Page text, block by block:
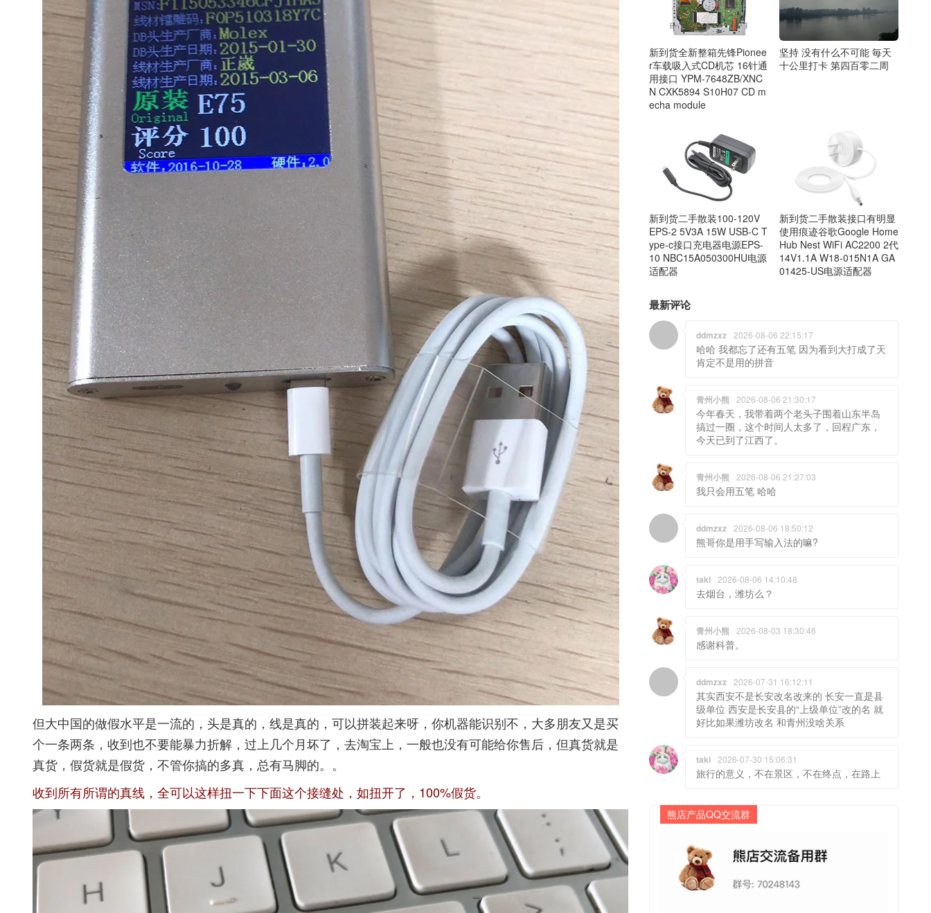
但大中国的做假水平是一流的，头是真的，线是真的，可以拼装起来呀，你机器能识别不，大多朋友又是买
个一条两条，收到也不要能暴力折解，过上几个月坏了，去淘宝上，一般也没有可能给你售后，但真货就是
真货，假货就是假货，不管你搞的多真，总有马脚的。。
收到所有所谓的真线，全可以这样扭一下下面这个接缝处，如扭开了， 100%假货。
新到货全新整箱先锋Pionee
r车载吸入式CD机芯 16针通
用接口 YPM-7648ZB/XNC
N CXK5894 S10H07 CD m
echa module
坚持 没有什么不可能 毎天
十公里打卡 第四百零二周
新到货二手散装100-120V
EPS-2 5V3A 15W USB-C T
ype-c接口充电器电源EPS-
10 NBC15A050300HU电源
适配器
新到货二手散装接口有明显
使用痕迹谷歌Google Home
Hub Nest WiFi AC2200 2代
14V1.1A W18-015N1A GA
01425-US电源适配器
最新评论
ddmzxz 2026-08-06 22:15:17
哈哈 我都忘了还有五笔 因为看到大打成了天
肯定不是用的拼音
青州小熊 2026-08-06 21:30:17
今年春天，我带着两个老头子围着山东半岛
搞过一圈，这个时间人太多了，回程广东，
今天已到了江西了。
青州小熊 2026-08-06 21:27:03
我只会用五笔 哈哈
ddmzxz 2026-08-06 18:50:12
熊哥你是用手写输入法的嘛?
taki 2026-08-06 14:10:48
去烟台，潍坊么？
青州小熊 2026-08-03 18:30:46
感谢科普。
ddmzxz 2026-07-31 16:12:11
其实西安不是长安改名改来的 长安一直是县
级单位 西安是长安县的“上级单位”改的名 就
好比如果潍坊改名 和青州没啥关系
taki 2026-07-30 15:06:31
旅行的意义，不在景区，不在终点，在路上
熊店产品QQ交流群